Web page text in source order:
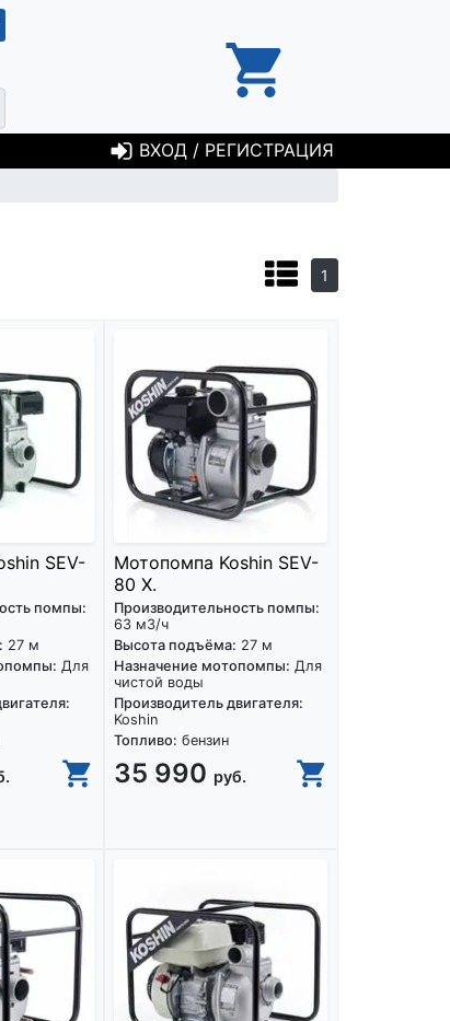
ВХОД / РЕГИСТРАЦИЯ
1
SEV-
помпы:
27 м
Для
Мотопомпа Koshin SEV-
80 X.
Производительность помпы:
63 м3/ч
Высота подъёма: 27 м
Назначение мотопомпы: Для
чистой воды
Производитель двигателя:
Koshin
Топливо: бензин
35 990 руб.